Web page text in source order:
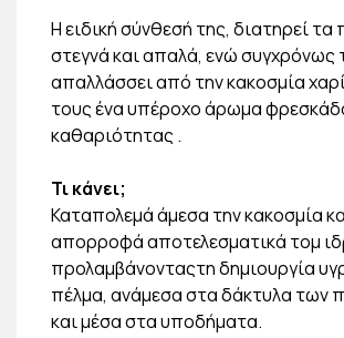
Η ειδική σύνθεσή της, διατηρεί τα
στεγνά και απαλά, ενώ συγχρόνως
απαλλάσσει από την κακοσμία
τους ένα υπέροχο άρωμα
καθαριότητας .
Τι κάνει;
Καταπολεμά άμεσα την κακοσμία
απορροφά αποτελεσματικά τομ
προλαμβάνονταςτη δημιουργία
πέλμα, ανάμεσα στα δάκτυλα των
και μέσα στα υποδήματα.